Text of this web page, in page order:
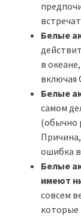
Белые
в
включая
Белые
самом
(обычно
ошибка
Белые
имеют
совсем
которые